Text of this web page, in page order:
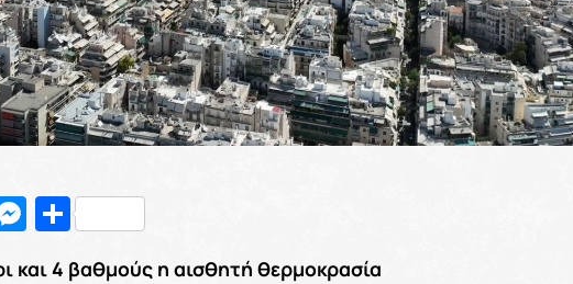
Messenger
Μοιραστείτε
και 4 βαθμούς η αισθητή θερμοκρασία